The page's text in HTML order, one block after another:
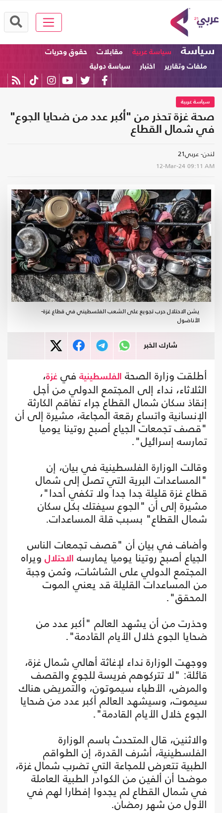
سياسة سياسة عربية مقابلات
حقوق وحريات
ملفات وتقارير
اختبار سياسة دولية
سياسة عربية
صحة غزة تحذر من "أكبر عدد من ضحايا الجوع"
في شمال القطاع
لندن- عربي21
12-Mar-24 09:11 AM
يشن الاحتلال حرب تجويع على الشعب الفلسطيني في قطاع غزة-
الأناضول
شارك الخبر
أطلقت وزارة الصحة الفلسطينية في غزة،
الثلاثاء، نداء إلى المجتمع الدولي من أجل
إنقاذ سكان شمال القطاع جراء تفاقم الكارثة
الإنسانية واتساع رقعة المجاعة، مشيرة إلى أن
"قصف تجمعات الجياع أصبح روتينا يوميا
تمارسه إسرائيل".
وقالت الوزارة الفلسطينية في بيان، إن
"المساعدات البرية التي تصل إلى شمال
قطاع غزة قليلة جدا جدا ولا تكفي أحدا"،
مشيرة إلى أن "الجوع سيفتك بكل سكان
شمال القطاع" بسبب قلة المساعدات.
وأضاف في بيان أن "قصف تجمعات الناس
الجياع أصبح روتينا يوميا يمارسه الاحتلال ويراه
المجتمع الدولي على الشاشات، وثمن وجبة
من المساعدات القليلة قد يعني الموت
المحقق".
وحذرت من أن يشهد العالم "أكبر عدد من
ضحايا الجوع خلال الأيام القادمة".
ووجهت الوزارة نداء لإغاثة أهالي شمال غزة،
قائلة: "لا تتركوهم فريسة للجوع والقصف
والمرض، الأطباء سيموتون، والتمريض هناك
سيموت، وسيشهد العالم أكبر عدد من ضحايا
الجوع خلال الأيام القادمة".
والاثنين، قال المتحدث باسم الوزارة
الفلسطينية، أشرف القدرة، إن الطواقم
الطبية تتعرض للمجاعة التي تضرب شمال غزة،
موضحا أن ألفين من الكوادر الطبية العاملة
في شمال القطاع لم يجدوا إفطارا لهم في
الأول من شهر رمضان.